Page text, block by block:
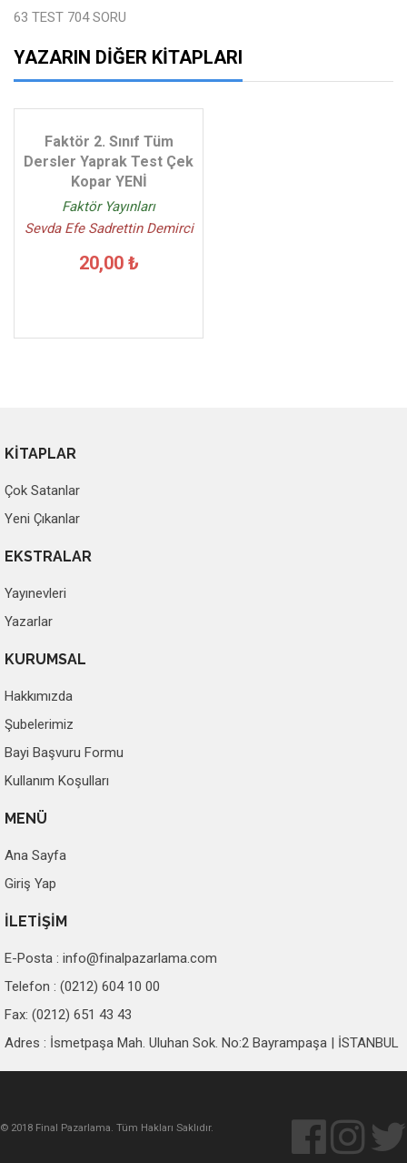
63 TEST 704 SORU
YAZARIN DIĞER KITAPLARI
Faktör 2. Sınıf Tüm
Dersler Yaprak Test Çek
Kopar YENİ
Faktör Yayınları
Sevda Efe Sadrettin Demirci
20,00 ₺
KİTAPLAR
Çok Satanlar
Yeni Çıkanlar
EKSTRALAR
Yayınevleri
Yazarlar
KURUMSAL
Hakkımızda
Şubelerimiz
Bayi Başvuru Formu
Kullanım Koşulları
MENÜ
Ana Sayfa
Giriş Yap
İLETİŞİM
E-Posta : info@finalpazarlama.com
Telefon : (0212) 604 10 00
Fax: (0212) 651 43 43
Adres : İsmetpaşa Mah. Uluhan Sok. No:2 Bayrampaşa | İSTANBUL
© 2018 Final Pazarlama. Tüm Hakları Saklıdır.